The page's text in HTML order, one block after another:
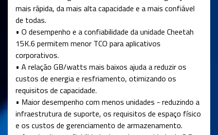
mais rápida, da mais alta capacidade e a mais confiável
de todas.
• O desempenho e a confiabilidade da unidade Cheetah
15K.6 permitem menor TCO para aplicativos
corporativos.
• A relação GB/watts mais baixos ajuda a reduzir os
custos de energia e resfriamento, otimizando os
requisitos de capacidade.
• Maior desempenho com menos unidades - reduzindo a
infraestrutura de suporte, os requisitos de espaço físico
e os custos de gerenciamento de armazenamento.